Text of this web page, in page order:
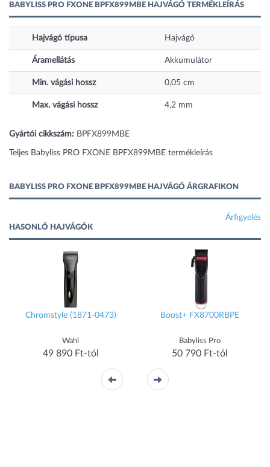
BABYLISS PRO FXONE BPFX899MBE HAJVÁGÓ TERMÉKLEÍRÁS
Hajvágó típusa Hajvágó
Áramellátás Akkumulátor
Min. vágási hossz 0,05 cm
Max. vágási hossz 4,2 mm
Gyártói cikkszám: BPFX899MBE
Teljes Babyliss PRO FXONE BPFX899MBE termékleírás
BABYLISS PRO FXONE BPFX899MBE HAJVÁGÓ ÁRGRAFIKON
Árfigyelés
HASONLÓ HAJVÁGÓK
Chromstyle (1871-0473)
Wahl
49 890 Ft-tól
Boost+ FX8700RBPE
Babyliss Pro
50 790 Ft-tól